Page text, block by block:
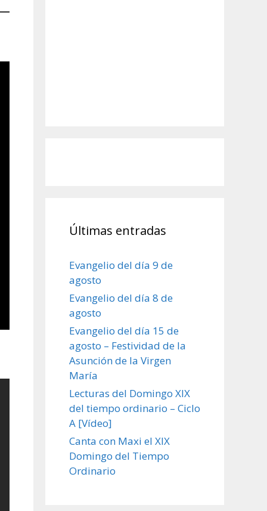
Últimas entradas
Evangelio del día 9 de
agosto
Evangelio del día 8 de
agosto
Evangelio del día 15 de
agosto – Festividad de la
Asunción de la Virgen
María
Lecturas del Domingo XIX
del tiempo ordinario – Ciclo
A [Vídeo]
Canta con Maxi el XIX
Domingo del Tiempo
Ordinario